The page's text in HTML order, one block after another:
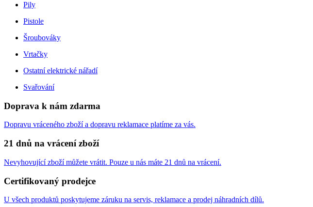
Pily
Pistole
Šroubováky
Vrtačky
Ostatní elektrické nářadí
Svařování
Doprava k nám zdarma
Dopravu vráceného zboží a dopravu reklamace platíme za vás.
21 dnů na vrácení zboží
Nevyhovující zboží můžete vrátit. Pouze u nás máte 21 dnů na vrácení.
Certifikovaný prodejce
U všech produktů poskytujeme záruku na servis, reklamace a prodej náhradních dílů.